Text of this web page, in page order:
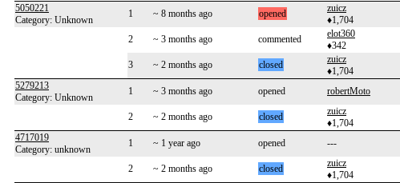
5050221
Category: Unknown
1 ~ 8 months ago opened
zuicz
♦1,704
2 ~ 3 months ago commented
elot360
♦342
3 ~ 2 months ago closed
zuicz
♦1,704
5279213
Category: Unknown
1 ~ 3 months ago opened robertMoto
2 ~ 2 months ago closed
zuicz
♦1,704
4717019
Category: unknown
1 ~ 1 year ago opened ---
2 ~ 2 months ago closed
zuicz
♦1,704